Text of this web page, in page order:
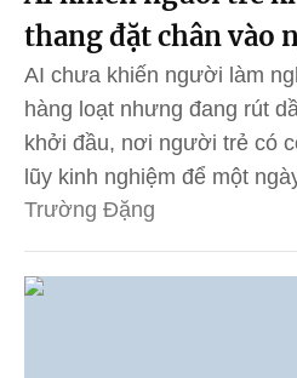
thang đặt chân vào
AI chưa khiến người làm
hàng loạt nhưng đang rút
khởi đầu, nơi người trẻ có
lũy kinh nghiệm để một
Trường Đặng